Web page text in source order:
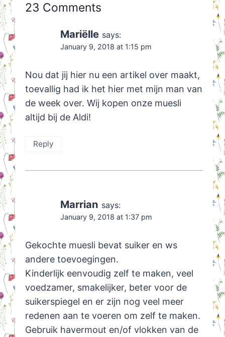
23 Comments
Mariëlle says:
January 9, 2018 at 1:15 pm
Nou dat jij hier nu een artikel over maakt,
toevallig had ik het hier met mijn man van
de week over. Wij kopen onze muesli
altijd bij de Aldi!
Reply
Marrian says:
January 9, 2018 at 1:37 pm
Gekochte muesli bevat suiker en ws
andere toevoegingen.
Kinderlijk eenvoudig zelf te maken, veel
voedzamer, smakelijker, beter voor de
suikerspiegel en er zijn nog veel meer
redenen aan te voeren om zelf te maken.
Gebruik havermout en/of vlokken van de